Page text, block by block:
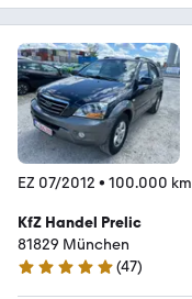
EZ 07/2012 • 100.000 km
KfZ Handel Prelic
81829 München
5 Sterne
(47)